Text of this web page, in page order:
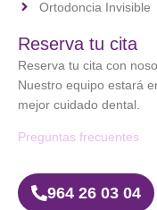
Ortodoncia Invisible
Reserva tu cita
Reserva tu cita con
Nuestro equipo estará
mejor cuidado dental.
Preguntas frecuentes
964 26 03 04